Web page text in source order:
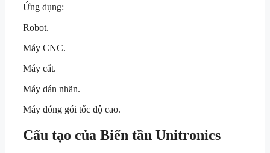
Ứng dụng:
Robot.
Máy CNC.
Máy cắt.
Máy dán nhãn.
Máy đóng gói tốc độ cao.
Cấu tạo của Biến tần Unitronics